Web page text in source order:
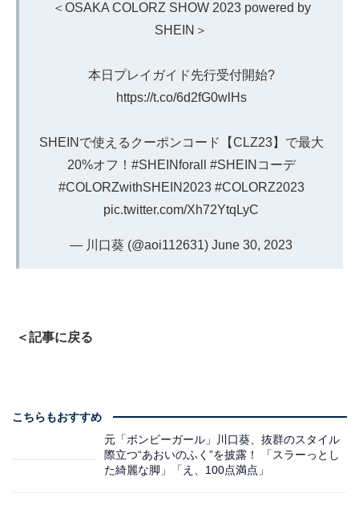
＜OSAKA COLORZ SHOW 2023 powered by
SHEIN＞
本日プレイガイド先行受付開始?️
https://t.co/6d2fG0wlHs
SHEINで使えるクーポンコード【CLZ23】で最大
20%オフ！ #SHEINforall
#SHEINコーデ
#COLORZwithSHEIN2023 #COLORZ2023
pic.twitter.com/Xh72YtqLyC
— 川口葵 (@aoi112631) June 30, 2023
＜記事に戻る
こちらもおすすめ
元「ボンビーガール」川口葵、抜群のスタイル
際立つ“あおいのふく”を披露！ 「スラーっとし
た綺麗な脚」「え、100点満点」